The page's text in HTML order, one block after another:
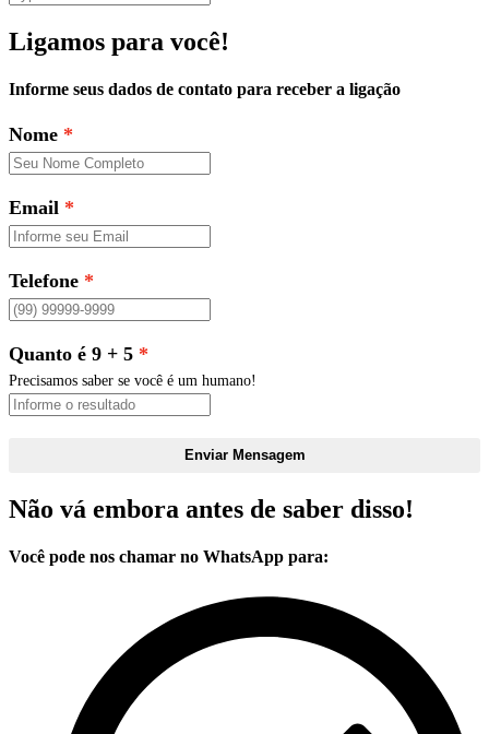
Ligamos para você!
Informe seus dados de contato para receber a ligação
Nome
Email
Telefone
Quanto é 9 + 5
Precisamos saber se você é um humano!
Enviar Mensagem
Não vá embora antes de saber disso!
Você pode nos chamar no WhatsApp para: